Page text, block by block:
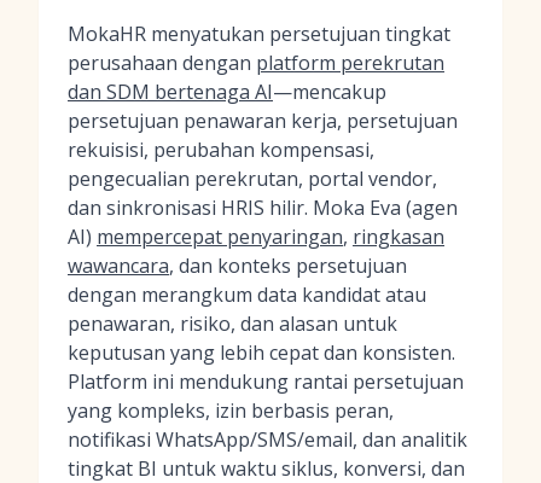
MokaHR menyatukan persetujuan tingkat
perusahaan dengan platform perekrutan
dan SDM bertenaga AI—mencakup
persetujuan penawaran kerja, persetujuan
rekuisisi, perubahan kompensasi,
pengecualian perekrutan, portal vendor,
dan sinkronisasi HRIS hilir. Moka Eva (agen
AI) mempercepat penyaringan, ringkasan
wawancara, dan konteks persetujuan
dengan merangkum data kandidat atau
penawaran, risiko, dan alasan untuk
keputusan yang lebih cepat dan konsisten.
Platform ini mendukung rantai persetujuan
yang kompleks, izin berbasis peran,
notifikasi WhatsApp/SMS/email, dan analitik
tingkat BI untuk waktu siklus, konversi, dan